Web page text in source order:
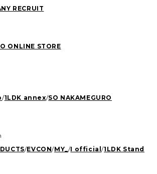
RECRUIT
ONLINE STORE
/1LDK annex/SO NAKAMEGURO
/EVCON/MY_/I official/1LDK Stand